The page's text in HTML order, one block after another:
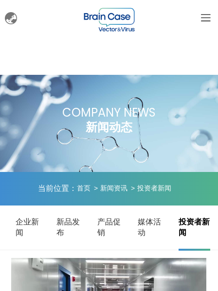
COMPANY NEWS
新闻动态
当前位置： 首页 新闻资讯 投资者新闻
企业新
闻
新品发
布
产品促
销
媒体活
动
投资者新
闻